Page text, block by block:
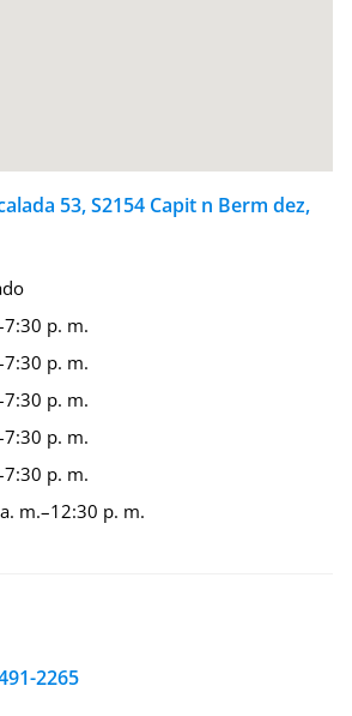
53, S2154 Capit n Berm dez,
p. m.
p. m.
p. m.
p. m.
p. m.
m.–12:30 p. m.
2265